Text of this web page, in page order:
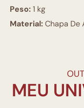
Peso:1 kg
Material:Chapa De